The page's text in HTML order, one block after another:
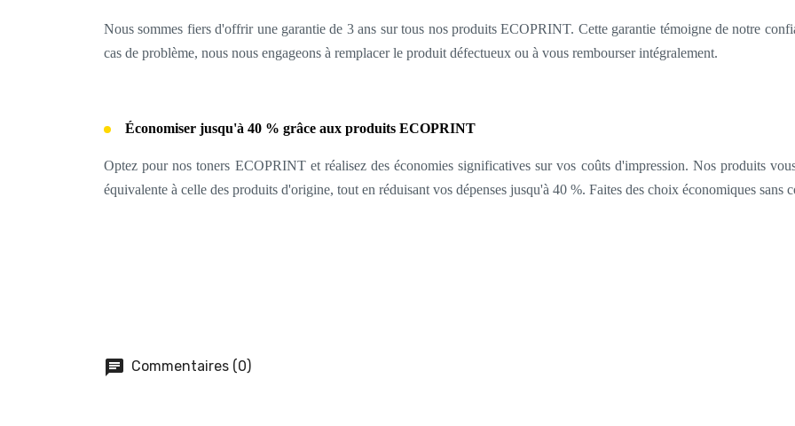
Nous sommes fiers d'offrir une garantie de 3 ans sur tous nos produits ECOPRINT. Cette garantie témoigne de notre
cas de problème, nous nous engageons à remplacer le produit défectueux ou à vous rembourser intégralement.
Économiser jusqu'à 40 % grâce aux produits ECOPRINT
Optez pour nos toners ECOPRINT et réalisez des économies significatives sur vos coûts d'impression. Nos produits
équivalente à celle des produits d'origine, tout en réduisant vos dépenses jusqu'à 40 %. Faites des choix économiques sans
chat Commentaires (0)